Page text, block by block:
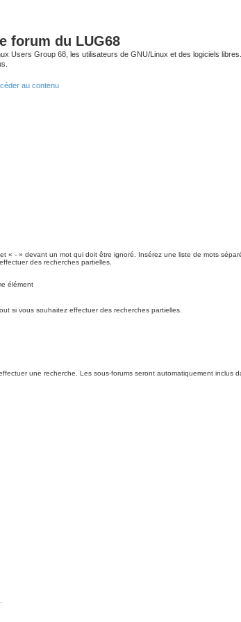
forum du LUG68
Users Group 68, les utilisateurs de GNU/Linux et des logiciels
au contenu
« - » devant un mot qui doit être ignoré. Insérez une liste de mots
des recherches partielles.
élément
si vous souhaitez effectuer des recherches partielles.
une recherche. Les sous-forums seront automatiquement inclus